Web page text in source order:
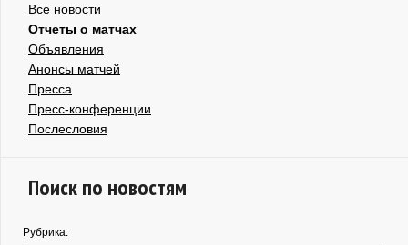
Все новости
Отчеты о матчах
Объявления
Анонсы матчей
Пресса
Пресс-конференции
Послесловия
Поиск по новостям
Рубрика: